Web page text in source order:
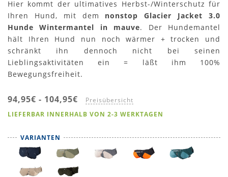
Hier kommt der ultimatives Herbst-/Winterschutz für
Ihren Hund, mit dem nonstop Glacier Jacket 3.0
Hunde Wintermantel in mauve. Der Hundemantel
hält Ihren Hund nun noch wärmer + trocken und
schränkt ihn dennoch nicht bei seinen
Lieblingsaktivitäten ein = läßt ihm 100%
Bewegungsfreiheit.
94,95€ - 104,95€ Preisübersicht
LIEFERBAR INNERHALB VON 2-3 WERKTAGEN
VARIANTEN